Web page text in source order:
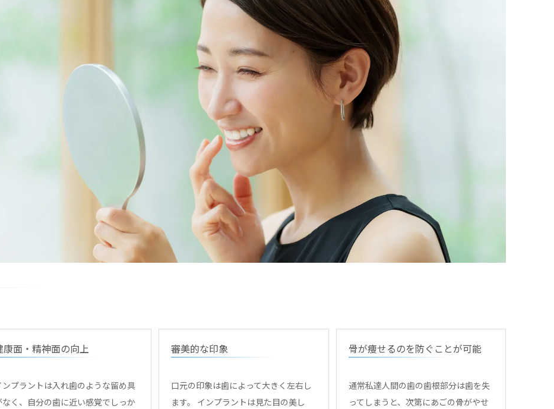
康面・精神面の向上
ンプラントは入れ歯のような留め具
なく、自分の歯に近い感覚でしっか
審美的な印象
口元の印象は歯によって大きく左右し
ます。 インプラントは見た目の美し
骨が痩せるのを防ぐことが可能
通常私達人間の歯の歯根部分は歯を失
ってしまうと、次第にあごの骨がやせ